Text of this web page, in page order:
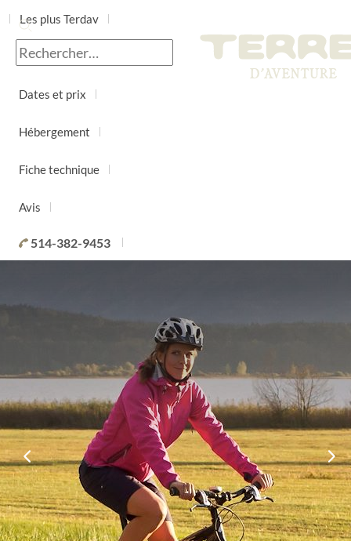
Les plus Terdav
Jour par jour
Dates et prix
Hébergement
Fiche technique
Avis
514-382-9453